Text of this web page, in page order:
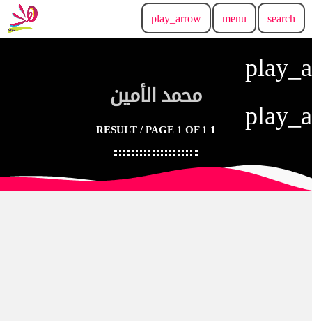
search
menu
play_arrow
محمد الأمين
1 RESULT / PAGE 1 OF 1